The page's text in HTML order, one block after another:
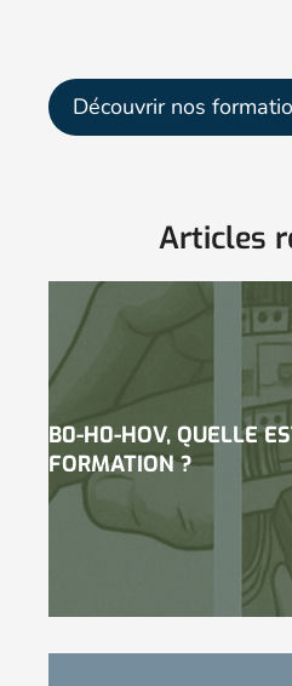
Découvrir nos
Articles
B0-H0-HOV, QUELLE
FORMATION ?